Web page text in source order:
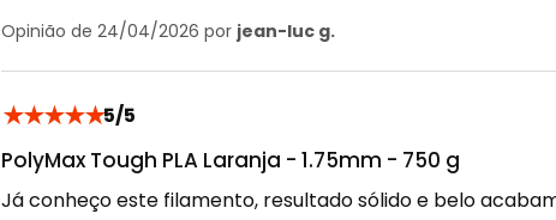
Opinião de 24/04/2026 por jean-luc g.
★★★★★5/5
PolyMax Tough PLA Laranja - 1.75mm - 750 g
Já conheço este filamento, resultado sólido e belo